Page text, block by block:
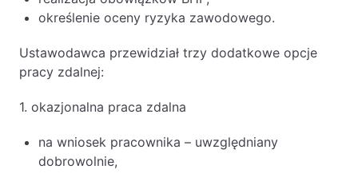
określenie oceny ryzyka zawodowego.
Ustawodawca przewidział trzy dodatkowe opcje
pracy zdalnej:
1. okazjonalna praca zdalna
na wniosek pracownika – uwzględniany
dobrowolnie,